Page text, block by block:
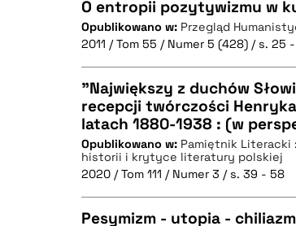
BIBTEX
CZYSTY TEKST
BIBTEX
O entropii pozytywizmu w
Opublikowano w: Przegląd
2011 / Tom 55 / Numer 5 (428) / s. 25
CZYSTY TEKST
BIBTEX
"Największy z duchów
recepcji twórczości
latach 1880-1938 : (w
Opublikowano w: Pamiętnik Literacki
historii i krytyce literatury polskiej
2020 / Tom 111 / Numer 3 / s. 39 - 58
Pesymizm - utopia -